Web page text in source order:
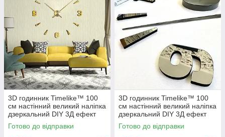
3D годинник Timelike™ 100
см настінний великий наліпка
дзеркальний DIY 3Д ефект
Арабські2-G золотистий
Готово до відправки
3D годинник Timelike™ 100
см настінний великий наліпка
дзеркальний DIY 3Д ефект
Арабські2-Gr в їдальню сірий
Готово до відправки